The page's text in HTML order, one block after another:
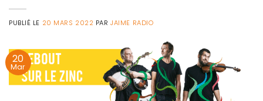
PUBLIÉ LE 20 MARS 2022 PARJAIME RADIO
20
Mar